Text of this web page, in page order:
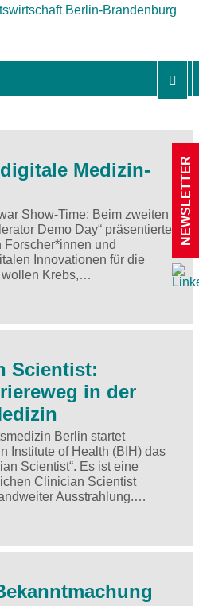
Medizin-
Show-Time: Beim zweiten
Demo Day“ präsentierten
Forscher*innen und
Innovationen für die
wollen Krebs,…
Scientist:
in der
Berlin startet
Institute of Health (BIH) das
Scientist“. Es ist eine
Clinician Scientist
Ausstrahlung.…
NEWSLETTER